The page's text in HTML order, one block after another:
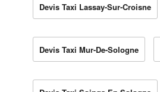
Devis Taxi Lassay-Sur-Croisne
Devis Taxi Mur-De-Sologne